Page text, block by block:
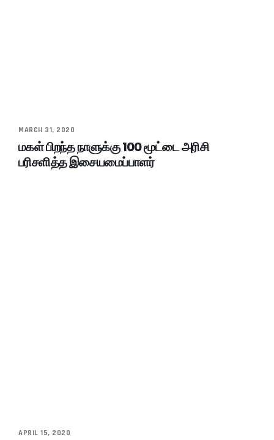
MARCH 31, 2020
மகள் பிறந்த நாளுக்கு 100 மூட்டை அரிசி
பரிசளித்த இசையமைப்பாளர்
APRIL 15, 2020